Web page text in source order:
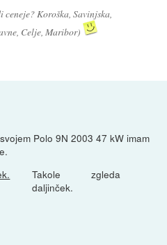
Koroška, Savinjska,
Celje, Maribor)
Polo 9N 2003 47 kW imam
Takole zgleda
daljinček.